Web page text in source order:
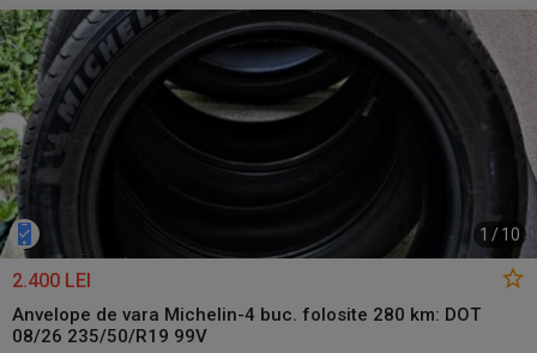
1 / 10
2.400 LEI
Anvelope de vara Michelin-4 buc. folosite 280 km: DOT
08/26 235/50/R19 99V